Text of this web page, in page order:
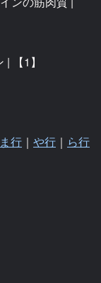
【1】
ま行 ｜ や行 ｜ ら行